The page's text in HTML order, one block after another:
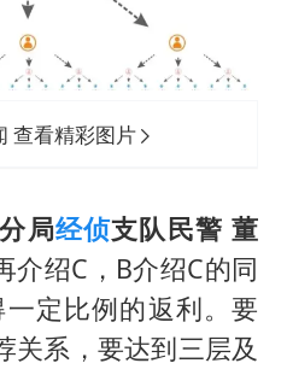
查看精彩图片
局经侦支队民警 董
介绍C，B介绍C的同
定比例的返利。要
关系，要达到三层及